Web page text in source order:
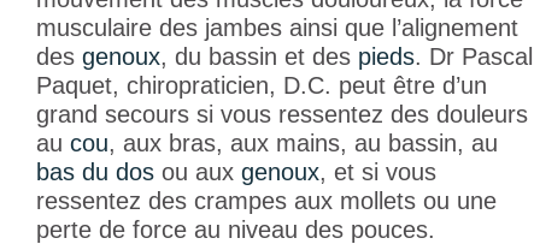
musculaire des jambes ainsi que l’alignement
des genoux, du bassin et des pieds. Dr Pascal
Paquet, chiropraticien, D.C. peut être d’un
grand secours si vous ressentez des douleurs
au cou, aux bras, aux mains, au bassin, au
bas du dos ou aux genoux, et si vous
ressentez des crampes aux mollets ou une
perte de force au niveau des pouces.